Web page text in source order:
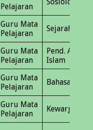
Pelajaran
Guru Mata
Pelajaran
Sejarah
Guru Mata
Pelajaran
Pend. Agama
Islam
Guru Mata
Pelajaran
Bahasa
Guru Mata
Pelajaran